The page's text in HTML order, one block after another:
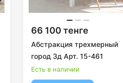
66 100 тенге
Абстракция трехмерный
город 3д Арт. 15-461
Есть в наличии